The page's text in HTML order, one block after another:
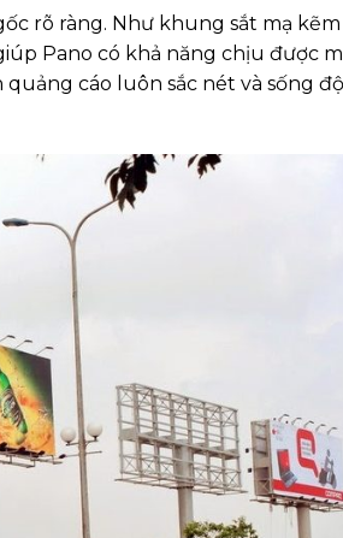
rõ ràng. Như khung sắt mạ
Pano có khả năng chịu được
cáo luôn sắc nét và sống